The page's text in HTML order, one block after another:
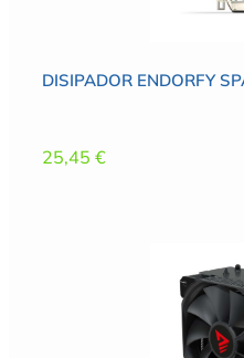
DISIPADOR ENDORFY
25,45 €